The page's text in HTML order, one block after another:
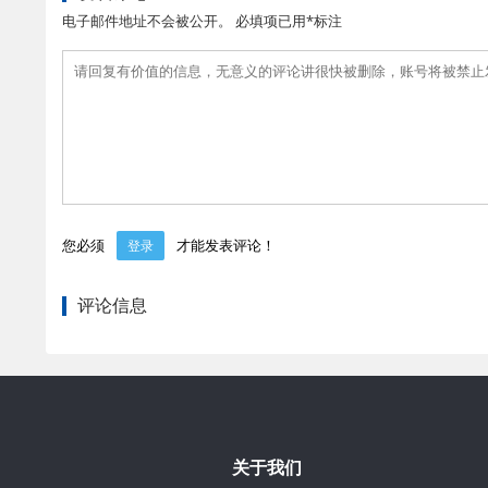
电子邮件地址不会被公开。 必填项已用*标注
您必须 登录 才能发表评论！
评论信息
关于我们